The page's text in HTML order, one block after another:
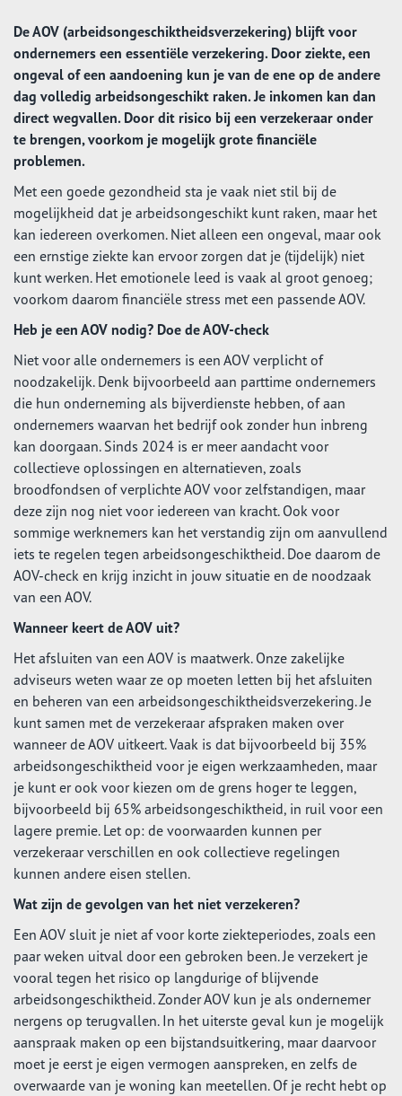
De AOV (arbeidsongeschiktheidsverzekering) blijft voor
ondernemers een essentiële verzekering. Door ziekte, een
ongeval of een aandoening kun je van de ene op de andere
dag volledig arbeidsongeschikt raken. Je inkomen kan dan
direct wegvallen. Door dit risico bij een verzekeraar onder
te brengen, voorkom je mogelijk grote financiële
problemen.
Met een goede gezondheid sta je vaak niet stil bij de
mogelijkheid dat je arbeidsongeschikt kunt raken, maar het
kan iedereen overkomen. Niet alleen een ongeval, maar ook
een ernstige ziekte kan ervoor zorgen dat je (tijdelijk) niet
kunt werken. Het emotionele leed is vaak al groot genoeg;
voorkom daarom financiële stress met een passende AOV.
Heb je een AOV nodig? Doe de AOV-check
Niet voor alle ondernemers is een AOV verplicht of
noodzakelijk. Denk bijvoorbeeld aan parttime ondernemers
die hun onderneming als bijverdienste hebben, of aan
ondernemers waarvan het bedrijf ook zonder hun inbreng
kan doorgaan. Sinds 2024 is er meer aandacht voor
collectieve oplossingen en alternatieven, zoals
broodfondsen of verplichte AOV voor zelfstandigen, maar
deze zijn nog niet voor iedereen van kracht. Ook voor
sommige werknemers kan het verstandig zijn om aanvullend
iets te regelen tegen arbeidsongeschiktheid. Doe daarom de
AOV-check en krijg inzicht in jouw situatie en de noodzaak
van een AOV.
Wanneer keert de AOV uit?
Het afsluiten van een AOV is maatwerk. Onze zakelijke
adviseurs weten waar ze op moeten letten bij het afsluiten
en beheren van een arbeidsongeschiktheidsverzekering. Je
kunt samen met de verzekeraar afspraken maken over
wanneer de AOV uitkeert. Vaak is dat bijvoorbeeld bij 35%
arbeidsongeschiktheid voor je eigen werkzaamheden, maar
je kunt er ook voor kiezen om de grens hoger te leggen,
bijvoorbeeld bij 65% arbeidsongeschiktheid, in ruil voor een
lagere premie. Let op: de voorwaarden kunnen per
verzekeraar verschillen en ook collectieve regelingen
kunnen andere eisen stellen.
Wat zijn de gevolgen van het niet verzekeren?
Een AOV sluit je niet af voor korte ziekteperiodes, zoals een
paar weken uitval door een gebroken been. Je verzekert je
vooral tegen het risico op langdurige of blijvende
arbeidsongeschiktheid. Zonder AOV kun je als ondernemer
nergens op terugvallen. In het uiterste geval kun je mogelijk
aanspraak maken op een bijstandsuitkering, maar daarvoor
moet je eerst je eigen vermogen aanspreken, en zelfs de
overwaarde van je woning kan meetellen. Of je recht hebt op